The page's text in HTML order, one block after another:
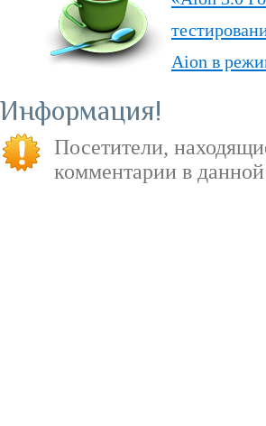
Aion в
Началось
Информация
Посетители,
комментарии в